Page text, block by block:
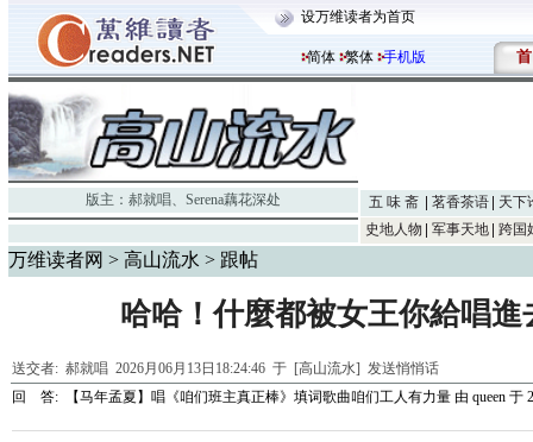
设万维读者为首页
简体 繁体 手机版 首
版主： 郝就唱、 Serena藕花深处 五 味 斋 茗香茶语
天下
史地人物
军事天地 跨国
万维读者网 > 高山流水 > 跟帖
哈哈！什麼都被女王你給唱進
送交者: 郝就唱 2026月06月13日18:24:46 于 [高山流水] 发送悄悄话
回 答:
【马年孟夏】唱《咱们班主真正棒》填词歌曲咱们工人有力量 由 queen 于